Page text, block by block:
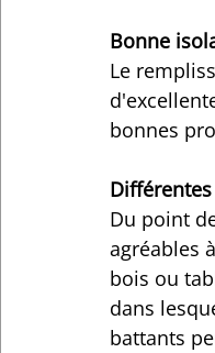
Bonne
Le
bonnes
Du point
agréables
bois ou
dans
battants